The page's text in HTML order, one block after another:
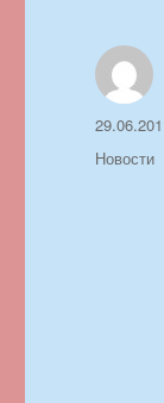
Автор
Рубрики
Новости